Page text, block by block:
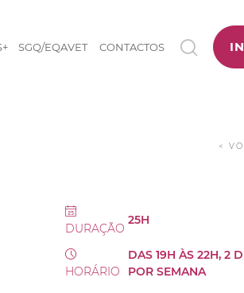
SGQ/EQAVET CONTACTOS
<
DURAÇÃO
25H
HORÁRIO
DAS 19H ÀS 22H, 2
POR SEMANA